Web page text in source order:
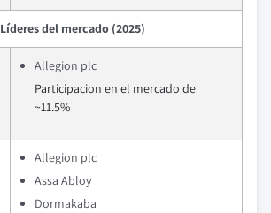
Líderes del mercado (2025)
Allegion plc
Participacion en el mercado de
~11.5%
Allegion plc
Assa Abloy
Dormakaba